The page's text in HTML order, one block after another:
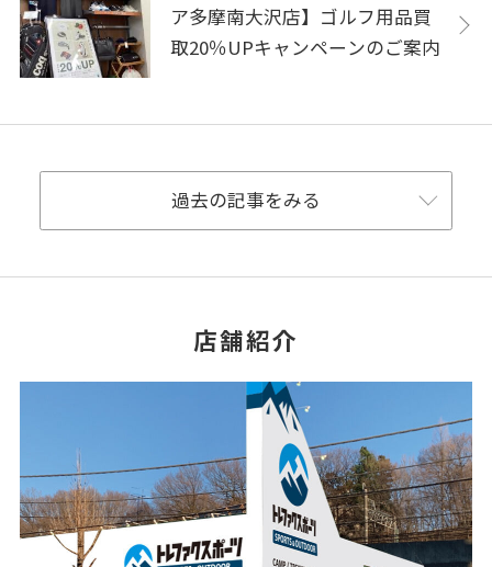
ア多摩南大沢店】ゴルフ用品買
取20％UPキャンペーンのご案内
過去の記事をみる
店舗紹介